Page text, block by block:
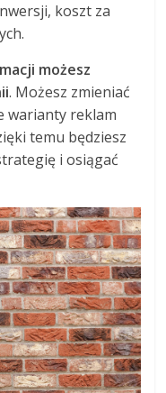
koszt za
możesz
. Możesz zmieniać
warianty reklam
temu będziesz
i osiągać